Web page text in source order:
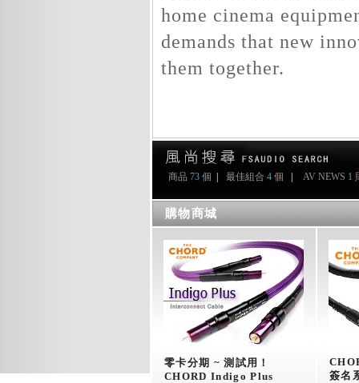
home cinema
demands that new
them together.
商品 73 個 最佳組合 4 個 AV NEWS 1
購物商城
零卡分期 ~ 測試用！
CHORD Indigo Plus
簽名